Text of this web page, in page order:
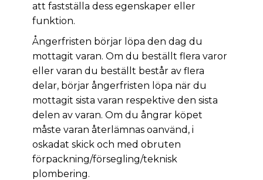
att fastställa dess egenskaper eller
funktion.
Ångerfristen börjar löpa den dag du
mottagit varan. Om du beställt flera varor
eller varan du beställt består av flera
delar, börjar ångerfristen löpa när du
mottagit sista varan respektive den sista
delen av varan. Om du ångrar köpet
måste varan återlämnas oanvänd, i
oskadat skick och med obruten
förpackning/försegling/teknisk
plombering.